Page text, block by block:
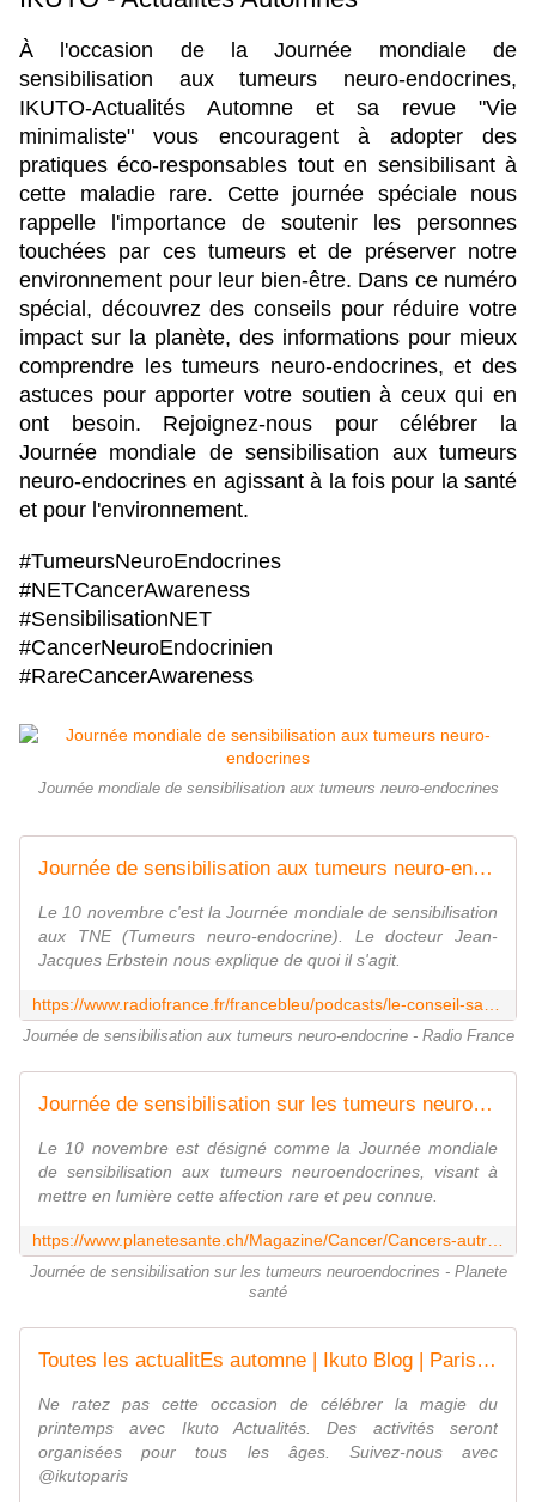
À l'occasion de la Journée mondiale de
sensibilisation aux tumeurs neuro-endocrines,
IKUTO-Actualités Automne et sa revue "Vie
minimaliste" vous encouragent à adopter des
pratiques éco-responsables tout en sensibilisant à
cette maladie rare. Cette journée spéciale nous
rappelle l'importance de soutenir les personnes
touchées par ces tumeurs et de préserver notre
environnement pour leur bien-être. Dans ce numéro
spécial, découvrez des conseils pour réduire votre
impact sur la planète, des informations pour mieux
comprendre les tumeurs neuro-endocrines, et des
astuces pour apporter votre soutien à ceux qui en
ont besoin. Rejoignez-nous pour célébrer la
Journée mondiale de sensibilisation aux tumeurs
neuro-endocrines en agissant à la fois pour la santé
et pour l'environnement.
#TumeursNeuroEndocrines
#NETCancerAwareness
#SensibilisationNET
#CancerNeuroEndocrinien
#RareCancerAwareness
Journée mondiale de sensibilisation aux tumeurs neuro-endocrines
Journée de sensibilisation aux tumeurs neuro-endocrine
Le 10 novembre c'est la Journée mondiale de sensibilisation
aux TNE (Tumeurs neuro-endocrine). Le docteur Jean-
Jacques Erbstein nous explique de quoi il s'agit.
https://www.radiofrance.fr/francebleu/podcasts/le-conseil-sante-de-l-ete-du-dr-erbstein/journee-de-sensibilisation-aux-tumeurs-neuro-endocrine-6208862
Journée de sensibilisation aux tumeurs neuro-endocrine - Radio France
Journée de sensibilisation sur les tumeurs neuroendocrines
Le 10 novembre est désigné comme la Journée mondiale
de sensibilisation aux tumeurs neuroendocrines, visant à
mettre en lumière cette affection rare et peu connue.
https://www.planetesante.ch/Magazine/Cancer/Cancers-autres/Journee-de-sensibilisation-sur-les-tumeurs-neuroendocrines
Journée de sensibilisation sur les tumeurs neuroendocrines - Planete
santé
Toutes les actualitEs automne | Ikuto Blog | Paris, France
Ne ratez pas cette occasion de célébrer la magie du
printemps avec Ikuto Actualités. Des activités seront
organisées pour tous les âges. Suivez-nous avec
@ikutoparis